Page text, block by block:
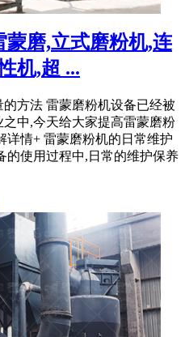
蒙磨,立式磨粉机,连
机,超 ...
方法 雷蒙磨粉机设备已经被
中,今天给大家提高雷蒙磨粉
详情+ 雷蒙磨粉机的日常维护
的使用过程中,日常的维护保养